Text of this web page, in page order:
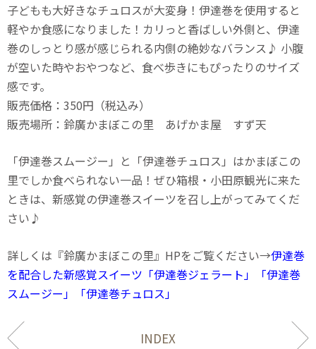
子どもも大好きなチュロスが大変身！伊達巻を使用すると
軽やか食感になりました！カリっと香ばしい外側と、伊達
巻のしっとり感が感じられる内側の絶妙なバランス♪ 小腹
が空いた時やおやつなど、食べ歩きにもぴったりのサイズ
感です。
販売価格：350円（税込み）
販売場所：鈴廣かまぼこの里 あげかま屋 すず天
「伊達巻スムージー」と「伊達巻チュロス」はかまぼこの
里でしか食べられない一品！ぜひ箱根・小田原観光に来た
ときは、新感覚の伊達巻スイーツを召し上がってみてくだ
さい♪
詳しくは『鈴廣かまぼこの里』HPをご覧ください→伊達巻
を配合した新感覚スイーツ「伊達巻ジェラート」「伊達巻
スムージー」「伊達巻チュロス」
INDEX